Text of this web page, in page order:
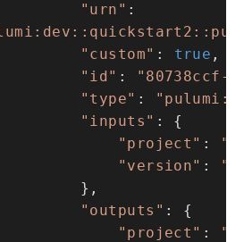
"urn"
"custom" : true ,
"id" :
"80738ccf-
"type" :
"inputs" : {
"project" :
"version" :
                },
"outputs" : {
"project" :